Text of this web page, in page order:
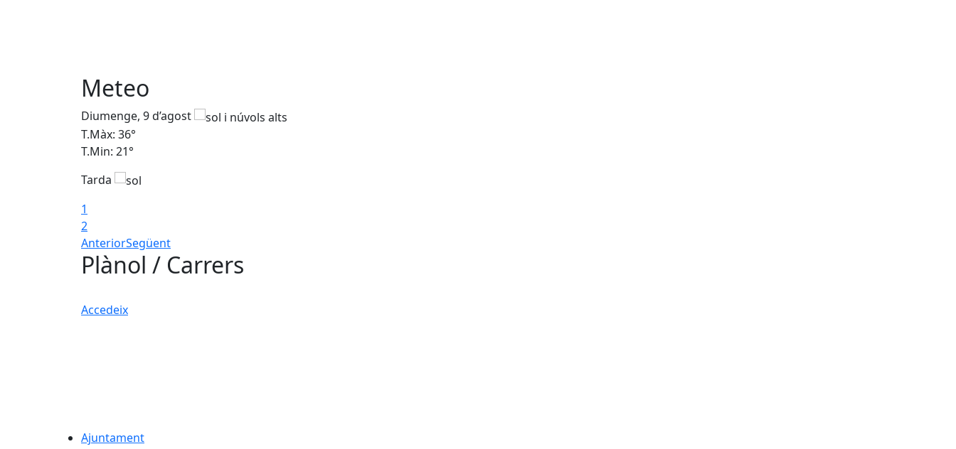
Meteo
Diumenge, 9 d’agost
T.Màx: 36°
T.Min: 21°
Tarda
1
2
AnteriorSegüent
Plànol / Carrers
Accedeix
Ajuntament